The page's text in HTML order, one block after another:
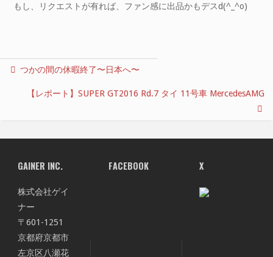
もし、リクエストが有れば、ファン感に出品かもデスd(^_^o)
つかの間の休暇終了〜日本へ〜
【レポート】SUPER GT2016 Rd.7 タイ 11号車 MercedesAMG
GAINER INC.
株式会社ゲイ
ナー
〒601-1251
京都府京都市
左京区八瀬花
FACEBOOK X